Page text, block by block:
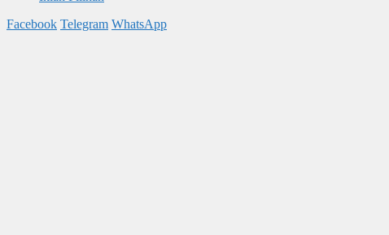
Facebook Telegram WhatsApp